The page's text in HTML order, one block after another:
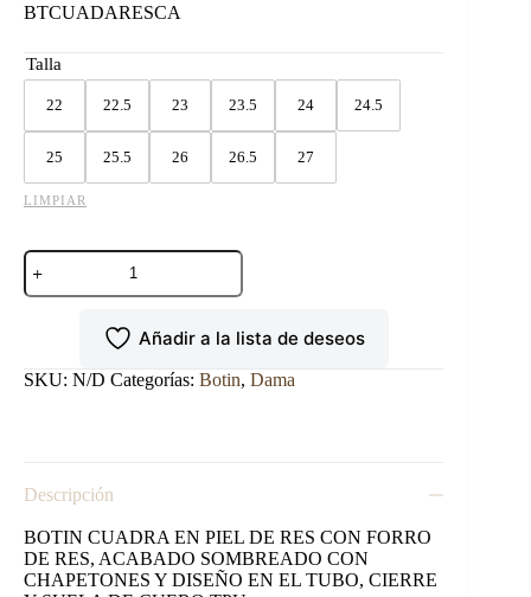
BTCUADARESCA
Talla
22 22.5 23 23.5 24 24.5
25 25.5 26 26.5 27
LIMPIAR
BOTIN
CUADRA
EN
RES
Añadir a la lista de deseos
SKU: N/D Categorías: Botin, Dama
Descripción
BOTIN CUADRA EN PIEL DE RES CON FORRO
DE RES, ACABADO SOMBREADO CON
CHAPETONES Y DISEÑO EN EL TUBO, CIERRE